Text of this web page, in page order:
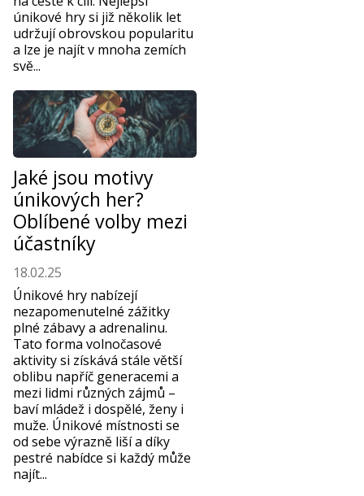
únikové hry si již několik let
udržují obrovskou popularitu
a lze je najít v mnoha zemích
svě...
Jaké jsou motivy
únikových her?
Oblíbené volby mezi
účastníky
18.02.25
Únikové hry nabízejí
nezapomenutelné zážitky
plné zábavy a adrenalinu.
Tato forma volnočasové
aktivity si získává stále větší
oblibu napříč generacemi a
mezi lidmi různých zájmů –
baví mládež i dospělé, ženy i
muže. Únikové místnosti se
od sebe výrazně liší a díky
pestré nabídce si každý může
najít...